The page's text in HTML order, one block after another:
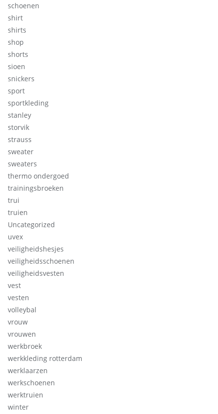
schoenen
shirt
shirts
shop
shorts
sioen
snickers
sport
sportkleding
stanley
storvik
strauss
sweater
sweaters
thermo ondergoed
trainingsbroeken
trui
truien
Uncategorized
uvex
veiligheidshesjes
veiligheidsschoenen
veiligheidsvesten
vest
vesten
volleybal
vrouw
vrouwen
werkbroek
werkkleding rotterdam
werklaarzen
werkschoenen
werktruien
winter